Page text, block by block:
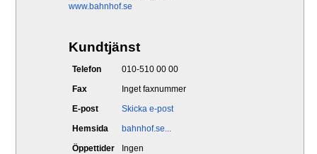
www.bahnhof.se
Kundtjänst
Telefon
010-510 00 00
Fax
Inget faxnummer
E-post
Skicka e-post
Hemsida
bahnhof.se...
Öppettider
Ingen